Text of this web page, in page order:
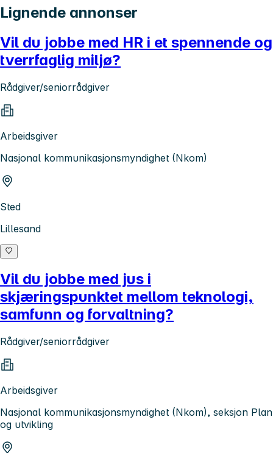
Lignende annonser
Vil du jobbe med HR i et spennende og
tverrfaglig miljø?
Rådgiver/seniorrådgiver
Arbeidsgiver
Nasjonal kommunikasjonsmyndighet (Nkom)
Sted
Lillesand
Vil du jobbe med jus i
skjæringspunktet mellom teknologi,
samfunn og forvaltning?
Rådgiver/seniorrådgiver
Arbeidsgiver
Nasjonal kommunikasjonsmyndighet (Nkom), seksjon Plan
og utvikling